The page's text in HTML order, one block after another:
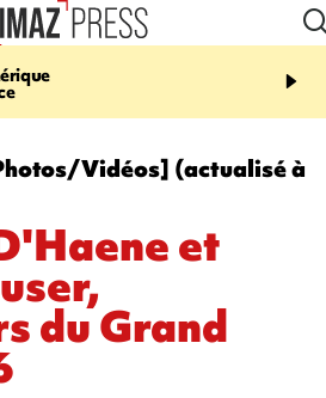
qualité de
des
11:43
La qualité de
sur l’ensemble de la
Vidéos] (actualisé à
et
du Grand